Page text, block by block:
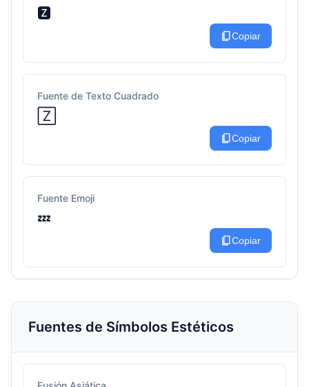
🆉
content_copyCopiar
Fuente de Texto Cuadrado
🅉
content_copyCopiar
Fuente Emoji
💤
content_copyCopiar
Fuentes de Símbolos Estéticos